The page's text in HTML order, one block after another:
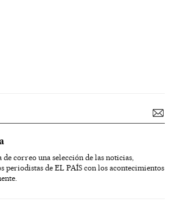
de correo una selección de las noticias,
periodistas de EL PAÍS con los acontecimientos